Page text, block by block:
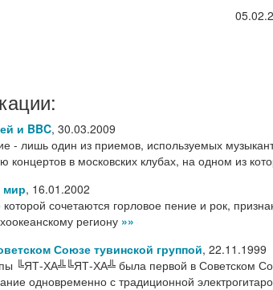
и BBC, 30.03.2009
- лишь один из приемов, используемых
в московских клубах, на одном из
мир, 16.01.2002
которой сочетаются горловое пение и рок,
региону »»
Союзе тувинской группой, 22.11.1999
╚ЯТ-ХА╩╚ЯТ-ХА╩ была первой в Советском
одновременно с традиционной